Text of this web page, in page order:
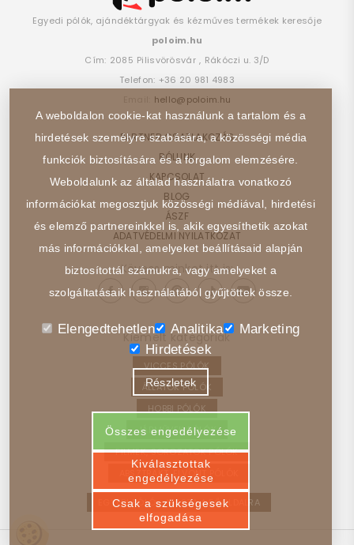
Egyedi pólók, ajándéktárgyak és kézműves termékek keresője
poloim.hu
Cím: 2085 Pilisvörösvár , Rákóczi u. 3/D
Telefon: +36 20 981 4983
hello@poloim.hu
PARTNER CSATLAKOZÁS
RÓLUNK
KAPCSOLAT
BLOG
ÁSZF
ADATVÉDELMI NYILATKOZAT
Kövess minket itt is:
Kiemelt kategóriák
VICCES PÓLÓK
ÁLLATOK PÓLÓK
HOBBI PÓLÓK
JÁRMŰVEK PÓLÓK
FILMEK, SOROZATOK PÓLÓK
ABSZTRAKT, ELVONT PÓLÓK
EGYEDI PÓLÓ – VISSZA A FŐOLDALRA
A weboldalon cookie-kat használunk a tartalom és a
hirdetések személyre szabására, a közösségi média
funkciók biztosítására és a forgalom elemzésére.
Weboldalunk az általad használatra vonatkozó
információkat megosztjuk közösségi médiával, hirdetési
és elemző partnereinkkel is, akik egyesíthetik azokat
más információkkal, amelyeket beállításaid alapján
biztosítottál számukra, vagy amelyeket a
szolgáltatásaik használatából gyűjtöttek össze.
Elengedtehetlen Analitika
Marketing
Hirdetések
Részletek
Összes engedélyezése
Kiválasztottak
engedélyezése
Csak a szükségesek
elfogadása